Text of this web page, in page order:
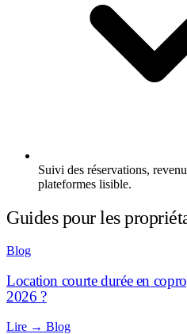
Suivi des réservations,
plateformes lisible.
Guides pour les
Blog
Location courte durée en
2026 ?
Lire → Blog